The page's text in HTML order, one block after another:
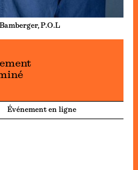
P.O.L
Événement en ligne